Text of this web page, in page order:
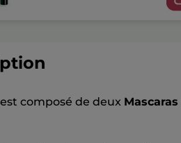
est composé de deux